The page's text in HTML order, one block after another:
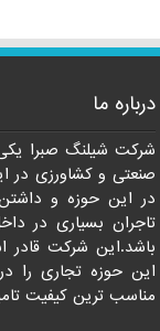
درباره ما
شرکت شیلنگ صبرا
صنعتی و کشاورزی در
در این حوزه و
تاجران بسیاری در
باشد.این شرکت قادر
این حوزه تجاری را
مناسب ترین کیفیت